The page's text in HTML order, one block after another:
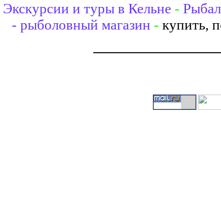
Экскурсии и туры в Кельне -
- рыболовный магазин - купить,